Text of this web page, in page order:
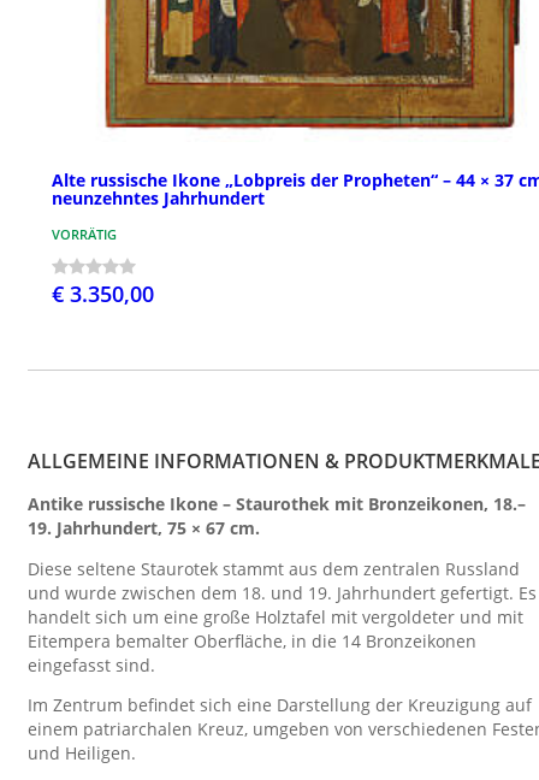
Alte russische Ikone „Lobpreis der Propheten“ – 44 × 37
neunzehntes Jahrhundert
VORRÄTIG
€ 3.350,00
ALLGEMEINE INFORMATIONEN &
Antike russische Ikone – Staurothek mit Bronzeikonen, 18.–
19. Jahrhundert, 75 × 67 cm.
Diese seltene Staurotek stammt aus dem zentralen Russland
und wurde zwischen dem 18. und 19. Jahrhundert gefertigt. Es
handelt sich um eine große Holztafel mit vergoldeter und mit
Eitempera bemalter Oberfläche, in die 14 Bronzeikonen
eingefasst sind.
Im Zentrum befindet sich eine Darstellung der Kreuzigung auf
einem patriarchalen Kreuz, umgeben von verschiedenen
und Heiligen.